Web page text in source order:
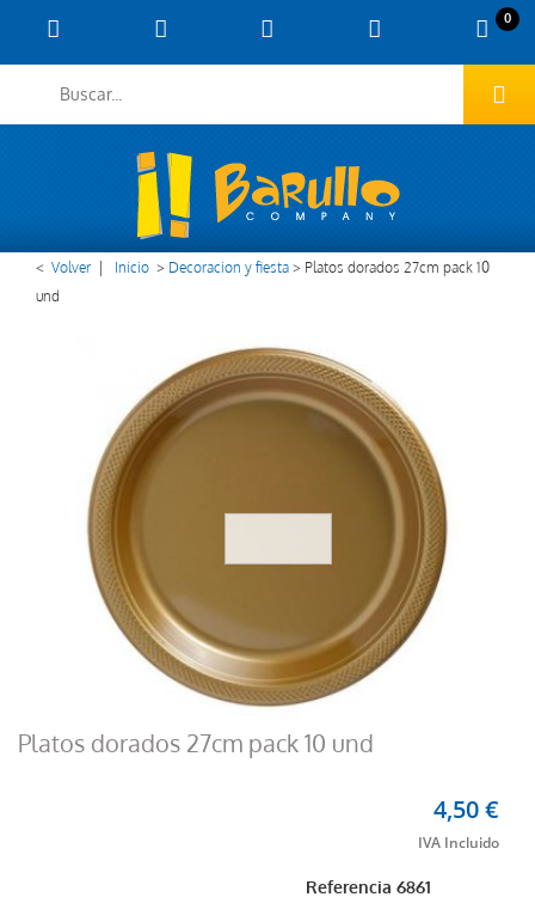
0
< Volver Inicio > Decoracion y fiesta> Platos dorados 27cm pack 10
und
Platos dorados 27cm pack 10 und
Referencia6861
4,50 €